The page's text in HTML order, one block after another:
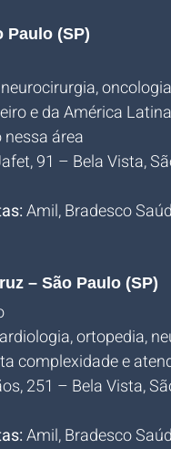
Paulo (SP)
e da América
área
91 – Bela Vista,
Amil, Bradesco
– São Paulo (SP)
ortopedia,
complexidade e
251 – Bela Vista,
Amil, Bradesco